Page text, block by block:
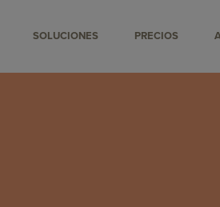
SOLUCIONES PRECIOS